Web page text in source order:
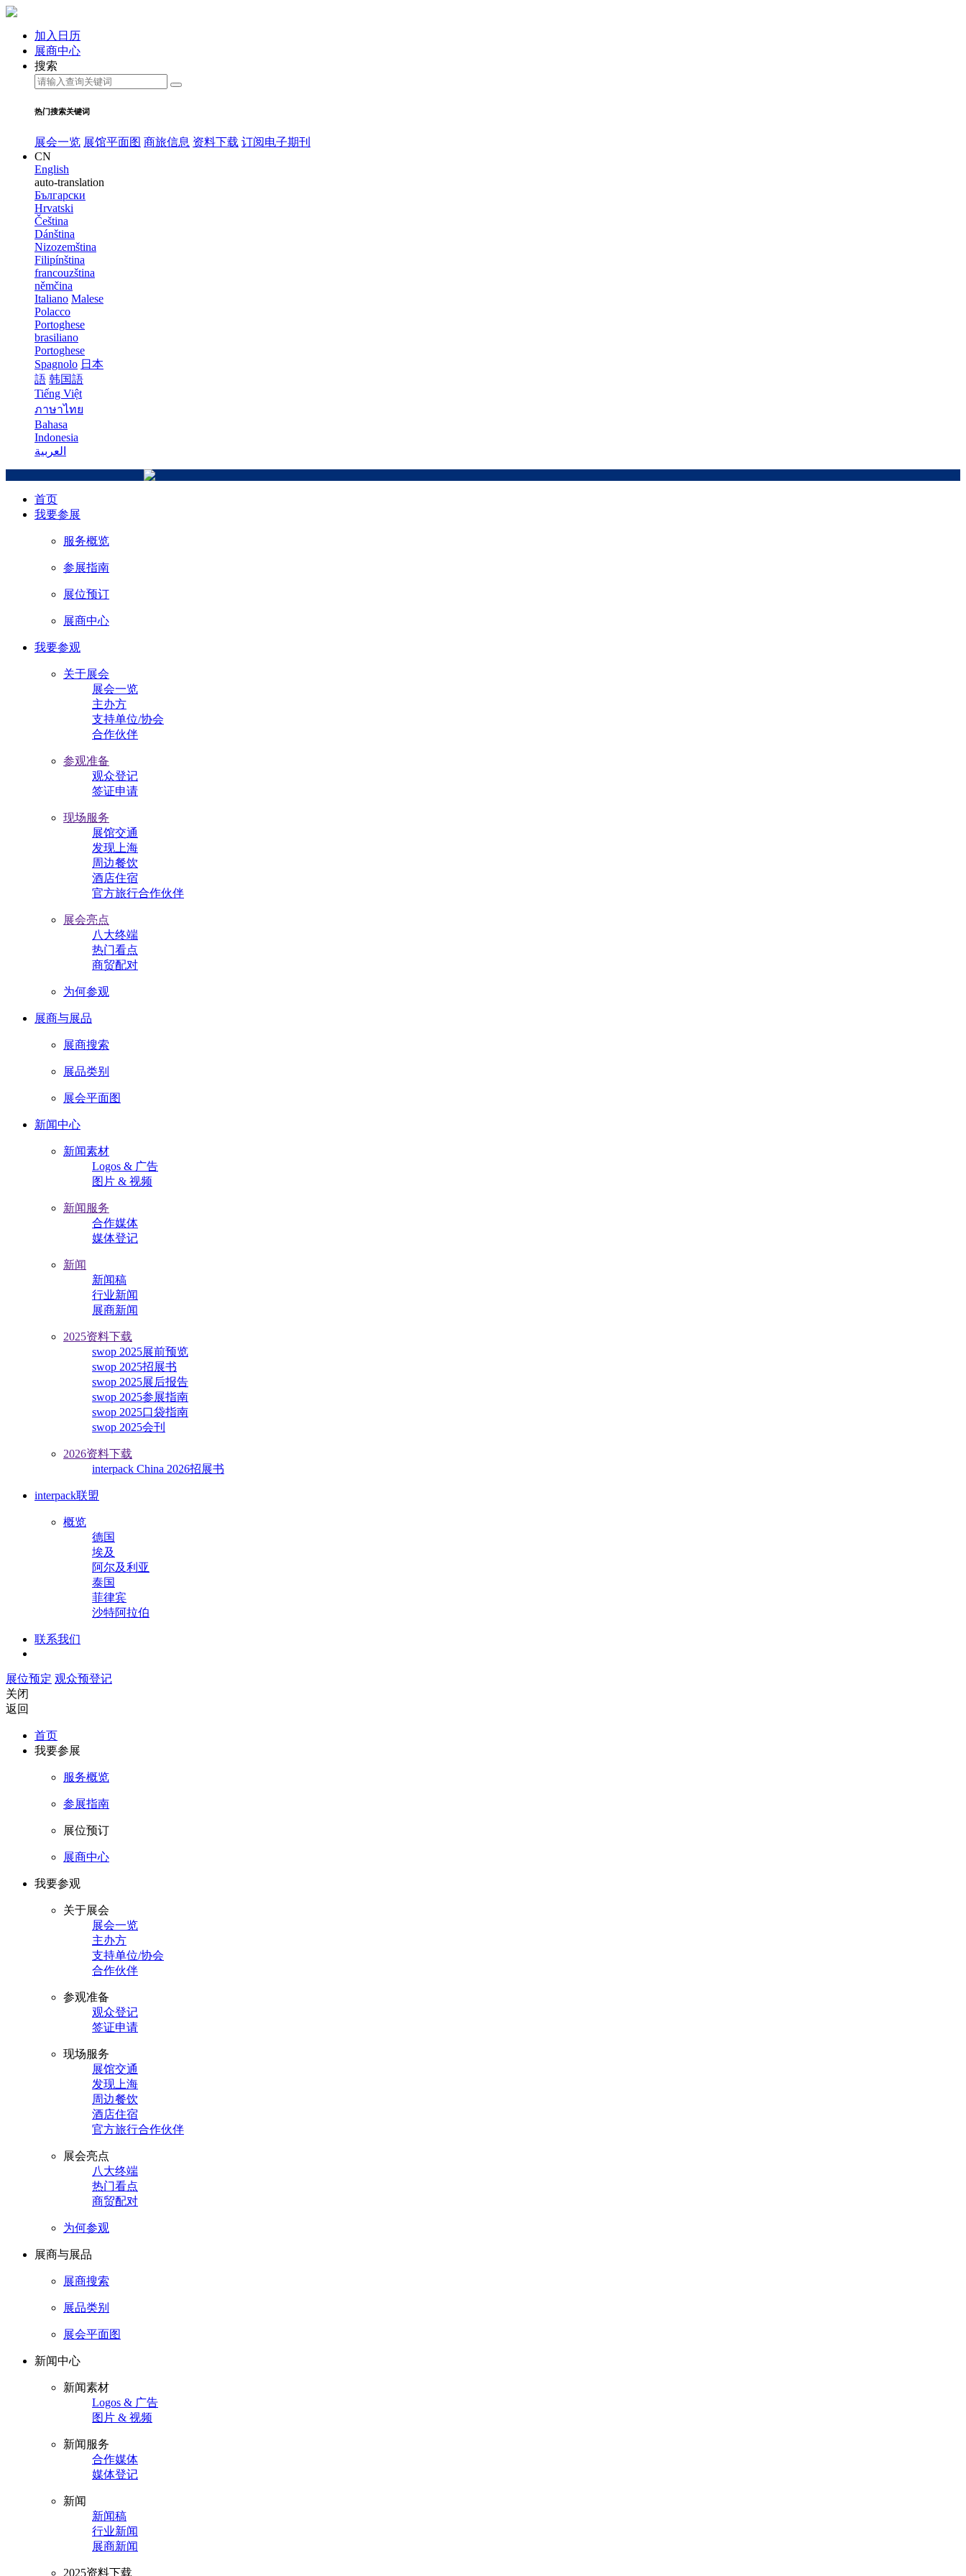
加入日历
展商中心
搜索
热门搜索关键词
展会一览 展馆平面图 商旅信息 资料下载 订阅电子期刊
CN
English
auto-translation
Български
Hrvatski
Čeština
Dánština
Nizozemština
Filipínština
francouzština
němčina
Italiano Malese
Polacco
Portoghese
brasiliano
Portoghese
Spagnolo 日本
語 韩国語
Tiếng Việt
ภาษาไทย
Bahasa
Indonesia
العربية
首页
我要参展
服务概览
参展指南
展位预订
展商中心
我要参观
关于展会
展会一览
主办方
支持单位/协会
合作伙伴
参观准备
观众登记
签证申请
现场服务
展馆交通
发现上海
周边餐饮
酒店住宿
官方旅行合作伙伴
展会亮点
八大终端
热门看点
商贸配对
为何参观
展商与展品
展商搜索
展品类别
展会平面图
新闻中心
新闻素材
Logos & 广告
图片 & 视频
新闻服务
合作媒体
媒体登记
新闻
新闻稿
行业新闻
展商新闻
2025资料下载
swop 2025展前预览
swop 2025招展书
swop 2025展后报告
swop 2025参展指南
swop 2025口袋指南
swop 2025会刊
2026资料下载
interpack China 2026招展书
interpack联盟
概览
德国
埃及
阿尔及利亚
泰国
菲律宾
沙特阿拉伯
联系我们
展位预定 观众预登记
关闭
返回
首页
我要参展
服务概览
参展指南
展位预订
展商中心
我要参观
关于展会
展会一览
主办方
支持单位/协会
合作伙伴
参观准备
观众登记
签证申请
现场服务
展馆交通
发现上海
周边餐饮
酒店住宿
官方旅行合作伙伴
展会亮点
八大终端
热门看点
商贸配对
为何参观
展商与展品
展商搜索
展品类别
展会平面图
新闻中心
新闻素材
Logos & 广告
图片 & 视频
新闻服务
合作媒体
媒体登记
新闻
新闻稿
行业新闻
展商新闻
2025资料下载